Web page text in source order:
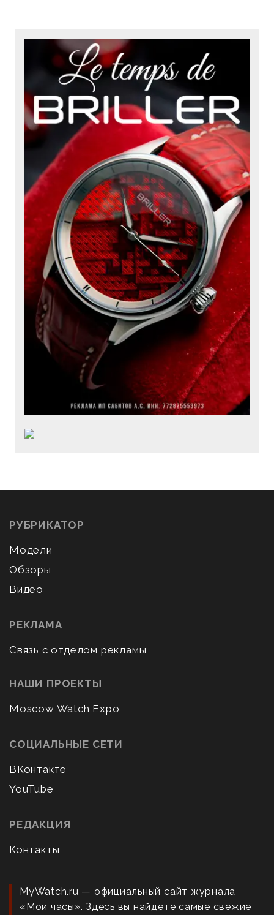
РУБРИКАТОР
Модели
Обзоры
Видео
РЕКЛАМА
Связь с отделом рекламы
НАШИ ПРОЕКТЫ
Moscow Watch Expo
СОЦИАЛЬНЫЕ СЕТИ
ВКонтакте
YouTube
РЕДАКЦИЯ
Контакты
MyWatch.ru — официальный сайт журнала
«Мои часы». Здесь вы найдете самые свежие